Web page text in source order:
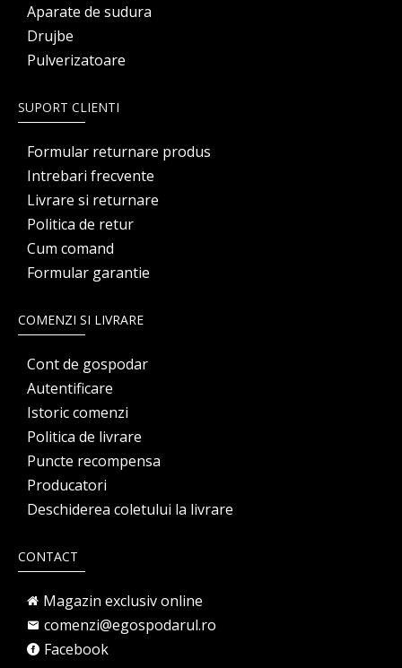
Aparate de sudura
Drujbe
Pulverizatoare
SUPORT CLIENTI
Formular returnare produs
Intrebari frecvente
Livrare si returnare
Politica de retur
Cum comand
Formular garantie
COMENZI SI LIVRARE
Cont de gospodar
Autentificare
Istoric comenzi
Politica de livrare
Puncte recompensa
Producatori
Deschiderea coletului la livrare
CONTACT
Magazin exclusiv online
comenzi@egospodarul.ro
Facebook